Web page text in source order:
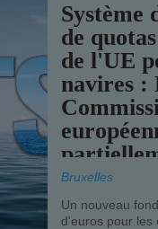
Système
de
de l'UE
navires :
Bruxelles
Un nouveau
d'euros pour les